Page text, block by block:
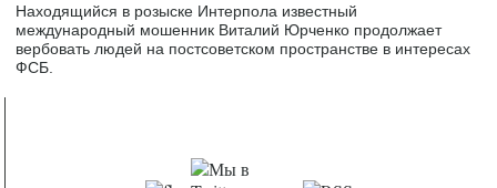
Находящийся в розыске Интерпола известный
международный мошенник Виталий Юрченко продолжает
вербовать людей на постсоветском пространстве в интересах
ФСБ.